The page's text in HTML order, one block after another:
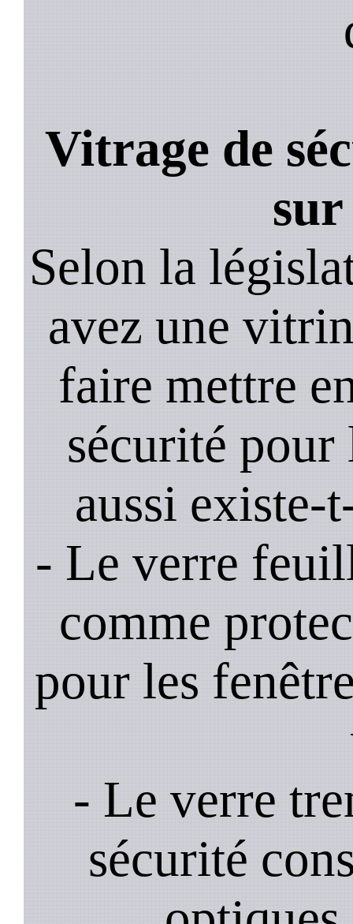
Vitrage de
sur
Selon la
avez une
faire mettre
sécurité pour
aussi
- Le verre
comme
pour les
- Le verre
sécurité